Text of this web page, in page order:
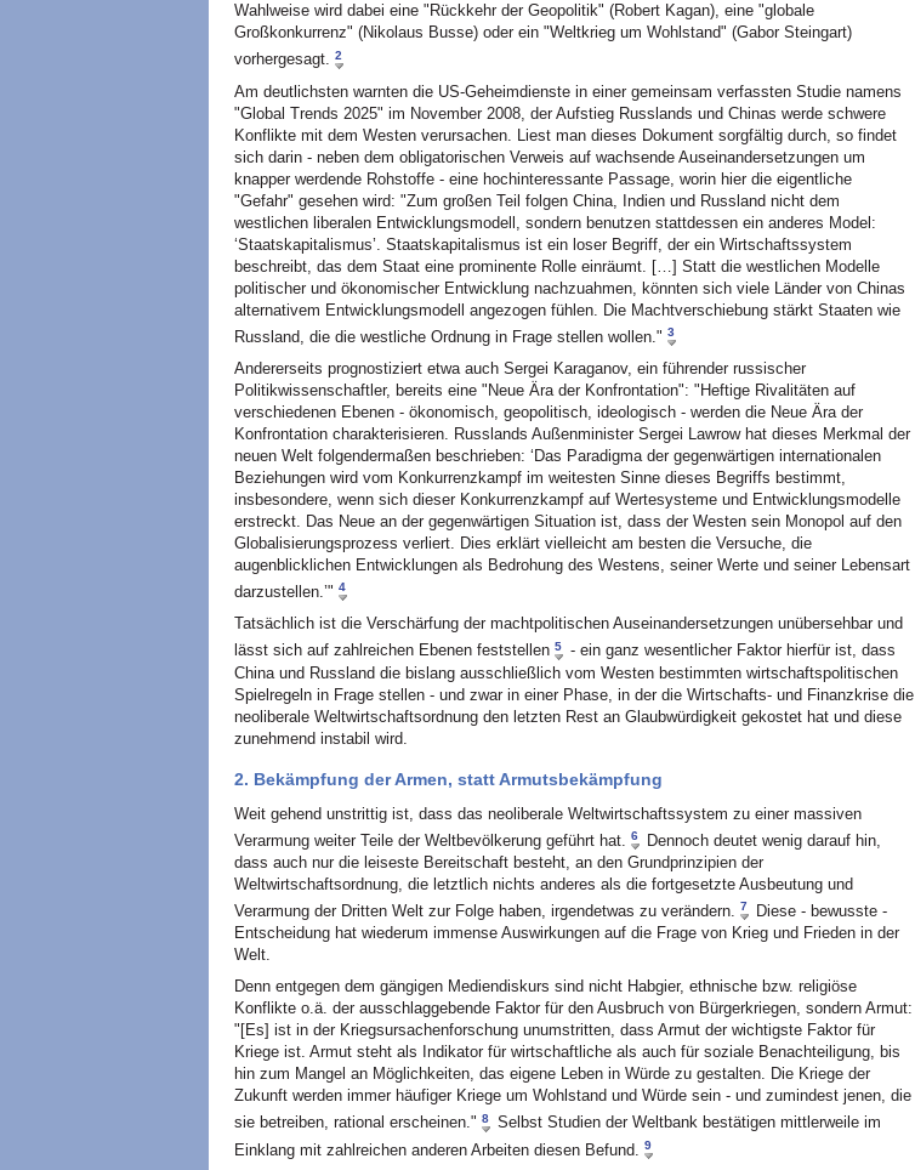
Wahlweise wird dabei eine "Rückkehr der Geopolitik" (Robert Kagan), eine "globale
Großkonkurrenz" (Nikolaus Busse) oder ein "Weltkrieg um Wohlstand" (Gabor Steingart)
vorhergesagt. 2
Am deutlichsten warnten die US-Geheimdienste in einer gemeinsam verfassten Studie namens
"Global Trends 2025" im November 2008, der Aufstieg Russlands und Chinas werde schwere
Konflikte mit dem Westen verursachen. Liest man dieses Dokument sorgfältig durch, so findet
sich darin - neben dem obligatorischen Verweis auf wachsende Auseinandersetzungen um
knapper werdende Rohstoffe - eine hochinteressante Passage, worin hier die eigentliche
"Gefahr" gesehen wird: "Zum großen Teil folgen China, Indien und Russland nicht dem
westlichen liberalen Entwicklungsmodell, sondern benutzen stattdessen ein anderes Model:
‘Staatskapitalismus’. Staatskapitalismus ist ein loser Begriff, der ein Wirtschaftssystem
beschreibt, das dem Staat eine prominente Rolle einräumt. […] Statt die westlichen Modelle
politischer und ökonomischer Entwicklung nachzuahmen, könnten sich viele Länder von Chinas
alternativem Entwicklungsmodell angezogen fühlen. Die Machtverschiebung stärkt Staaten wie
Russland, die die westliche Ordnung in Frage stellen wollen." 3
Andererseits prognostiziert etwa auch Sergei Karaganov, ein führender russischer
Politikwissenschaftler, bereits eine "Neue Ära der Konfrontation": "Heftige Rivalitäten auf
verschiedenen Ebenen - ökonomisch, geopolitisch, ideologisch - werden die Neue Ära der
Konfrontation charakterisieren. Russlands Außenminister Sergei Lawrow hat dieses Merkmal der
neuen Welt folgendermaßen beschrieben: ‘Das Paradigma der gegenwärtigen internationalen
Beziehungen wird vom Konkurrenzkampf im weitesten Sinne dieses Begriffs bestimmt,
insbesondere, wenn sich dieser Konkurrenzkampf auf Wertesysteme und Entwicklungsmodelle
erstreckt. Das Neue an der gegenwärtigen Situation ist, dass der Westen sein Monopol auf den
Globalisierungsprozess verliert. Dies erklärt vielleicht am besten die Versuche, die
augenblicklichen Entwicklungen als Bedrohung des Westens, seiner Werte und seiner Lebensart
darzustellen.’" 4
Tatsächlich ist die Verschärfung der machtpolitischen Auseinandersetzungen unübersehbar und
lässt sich auf zahlreichen Ebenen feststellen 5
- ein ganz wesentlicher Faktor hierfür ist, dass
China und Russland die bislang ausschließlich vom Westen bestimmten wirtschaftspolitischen
Spielregeln in Frage stellen - und zwar in einer Phase, in der die Wirtschafts- und Finanzkrise die
neoliberale Weltwirtschaftsordnung den letzten Rest an Glaubwürdigkeit gekostet hat und diese
zunehmend instabil wird.
2. Bekämpfung der Armen, statt Armutsbekämpfung
Weit gehend unstrittig ist, dass das neoliberale Weltwirtschaftssystem zu einer massiven
Verarmung weiter Teile der Weltbevölkerung geführt hat.
6
Dennoch deutet wenig darauf hin,
dass auch nur die leiseste Bereitschaft besteht, an den Grundprinzipien der
Weltwirtschaftsordnung, die letztlich nichts anderes als die fortgesetzte Ausbeutung und
Verarmung der Dritten Welt zur Folge haben, irgendetwas zu verändern. 7
Diese - bewusste -
Entscheidung hat wiederum immense Auswirkungen auf die Frage von Krieg und Frieden in der
Welt.
Denn entgegen dem gängigen Mediendiskurs sind nicht Habgier, ethnische bzw. religiöse
Konflikte o.ä. der ausschlaggebende Faktor für den Ausbruch von Bürgerkriegen, sondern Armut:
"[Es] ist in der Kriegsursachenforschung unumstritten, dass Armut der wichtigste Faktor für
Kriege ist. Armut steht als Indikator für wirtschaftliche als auch für soziale Benachteiligung, bis
hin zum Mangel an Möglichkeiten, das eigene Leben in Würde zu gestalten. Die Kriege der
Zukunft werden immer häufiger Kriege um Wohlstand und Würde sein - und zumindest jenen, die
sie betreiben, rational erscheinen." 8
Selbst Studien der Weltbank bestätigen mittlerweile im
Einklang mit zahlreichen anderen Arbeiten diesen Befund.
9